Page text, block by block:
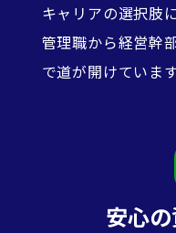
キャリアの選択肢
管理職から経営幹
で道が開けています
安心